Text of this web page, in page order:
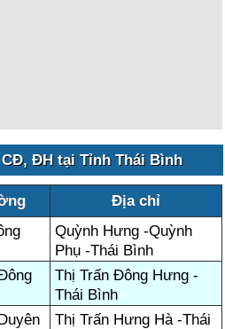
ĐH tại Tỉnh Thái Bình
Địa chỉ
Quỳnh Hưng -Quỳnh
Phụ -Thái Bình
Thị Trấn Đông Hưng -
Thái Bình
Thị Trấn Hưng Hà -Thái